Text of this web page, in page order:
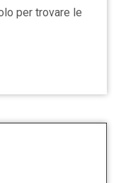
per trovare le